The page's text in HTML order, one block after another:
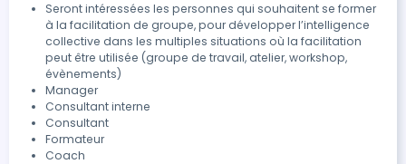
Seront intéressées les personnes qui souhaitent se former
à la facilitation de groupe, pour développer l’intelligence
collective dans les multiples situations où la facilitation
peut être utilisée (groupe de travail, atelier, workshop,
évènements)
Manager
Consultant interne
Consultant
Formateur
Coach